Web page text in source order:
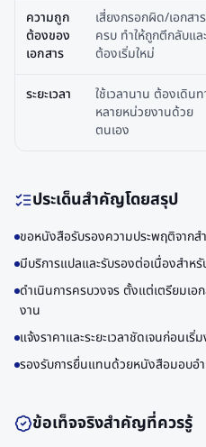
ความถูก
ต้องของ
เอกสาร
เสี่ยงกรอกผิด/เอกสา
ครบ ทำให้ถูกตีกลับแล
ต้องเริ่มใหม่
ระยะเวลา
ใช้เวลานาน ต้องเดิน
หลายหน่วยงานด้วย
ตนเอง
ประเด็นสำคัญโดยสรุป
ขอหนังสือรับรองความประพฤติจากส
มีบริการแปลและรับรองต่อเนื่องสำหรั
ดำเนินการครบวงจร ตั้งแต่เตรียมเ
งาน
แจ้งราคาและระยะเวลาชัดเจนก่อนเ
รองรับการยื่นแทนด้วยหนังสือมอบอ
ข้อเท็จจริงสำคัญที่ควรรู้